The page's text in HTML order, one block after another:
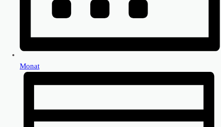
Monat